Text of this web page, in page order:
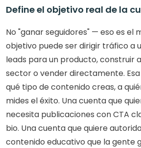
Define el objetivo real de la
No "ganar seguidores" — eso es el
objetivo puede ser dirigir tráfico a
leads para un producto, construir
sector o vender directamente.
qué tipo de contenido creas, a
mides el éxito. Una cuenta que
necesita publicaciones con CTA
bio. Una cuenta que quiere
contenido educativo que la gente